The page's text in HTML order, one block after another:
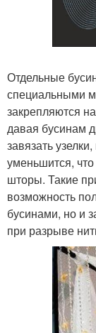
Отдельные
специальными
закрепляются
давая бусинам
завязать
уменьшится,
шторы. Такие
возможность
бусинами, но и
при разрыве